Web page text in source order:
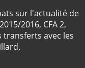
sur l'actualité de
2016, CFA 2,
transferts avec les